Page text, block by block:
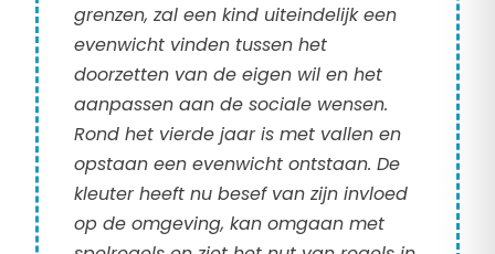
grenzen, zal een kind uiteindelijk een
evenwicht vinden tussen het
doorzetten van de eigen wil en het
aanpassen aan de sociale wensen.
Rond het vierde jaar is met vallen en
opstaan een evenwicht ontstaan. De
kleuter heeft nu besef van zijn invloed
op de omgeving, kan omgaan met